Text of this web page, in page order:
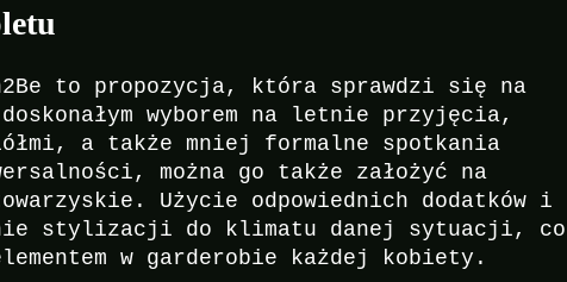
to propozycja, która sprawdzi się na
wyborem na letnie przyjęcia,
a także mniej formalne spotkania
można go także założyć na
Użycie odpowiednich dodatków i
stylizacji do klimatu danej sytuacji, co
w garderobie każdej kobiety.